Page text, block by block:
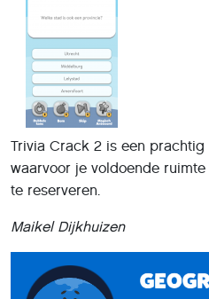
Trivia Crack 2 is een
waarvoor je voldoende
te reserveren.
Maikel Dijkhuizen